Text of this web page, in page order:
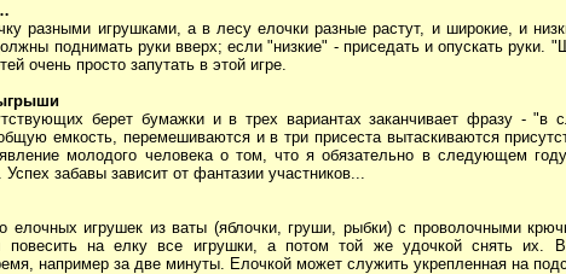
разными игрушками, а в лесу елочки разные растут, и широкие, и
поднимать руки вверх; если "низкие" - приседать и опускать руки.
очень просто запутать в этой игре.
берет бумажки и в трех вариантах заканчивает фразу - "в
емкость, перемешиваются и в три присеста вытаскиваются
молодого человека о том, что я обязательно в следующем
забавы зависит от фантазии участников...
елочных игрушек из ваты (яблочки, груши, рыбки) с проволочными
на елку все игрушки, а потом той же удочкой снять их.
например за две минуты. Елочкой может служить укрепленная на